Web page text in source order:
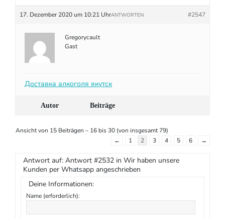
17. Dezember 2020 um 10:21 Uhr #2547
ANTWORTEN
Gregorycault
Gast
Доставка алкоголя якутск
Autor Beiträge
Ansicht von 15 Beiträgen – 16 bis 30 (von insgesamt 79)
←
1 2 3 4 5 6 →
Antwort auf: Antwort #2532 in Wir haben unsere
Kunden per Whatsapp angeschrieben
Deine Informationen:
Name (erforderlich):